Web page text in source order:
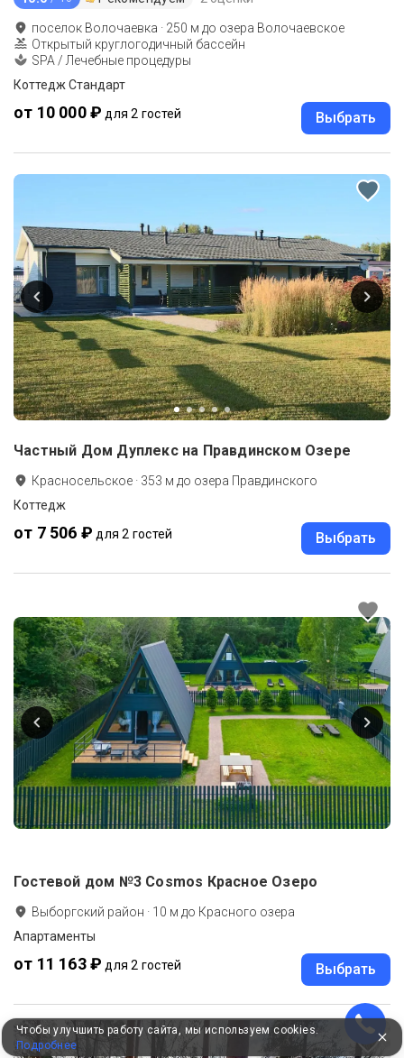
поселок Волочаевка · 250 м до озера Волочаевское
Открытый круглогодичный бассейн
SPA / Лечебные процедуры
Коттедж Стандарт
от 10 000 ₽ для 2 гостей Выбрать
Частный Дом Дуплекс на Правдинском Озере
Красносельское · 353 м до озера Правдинского
Коттедж
от 7 506 ₽ для 2 гостей Выбрать
Гостевой дом №3 Cosmos Красное Озеро
Выборгский район · 10 м до Красного озера
Апартаменты
от 11 163 ₽ для 2 гостей Выбрать
Чтобы улучшить работу сайта, мы используем cookies.
Подробнее